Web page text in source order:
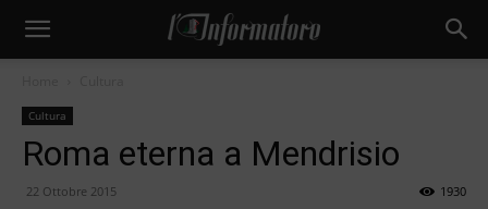
Cultura
Roma eterna a Mendrisio
22 Ottobre 2015 1930